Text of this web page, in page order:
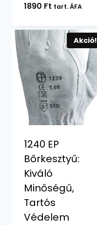
1890 Ft tart. ÁFA
Akció!
1240 EP
Bőrkesztyű:
Kiváló
Minőségű,
Tartós
Védelem